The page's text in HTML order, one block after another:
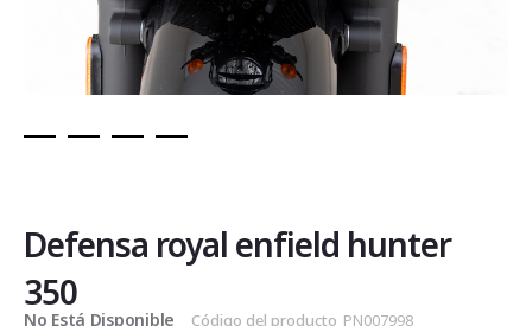
de
la
galería
de
Defensa royal enfield hunter
350
No Está Disponible Código del producto PN007998